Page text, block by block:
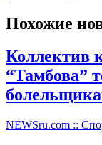
Похожие
Коллектив
“Тамбова”
NEWSru.com ::